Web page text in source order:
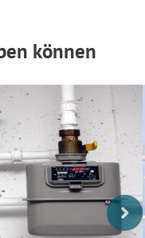
können